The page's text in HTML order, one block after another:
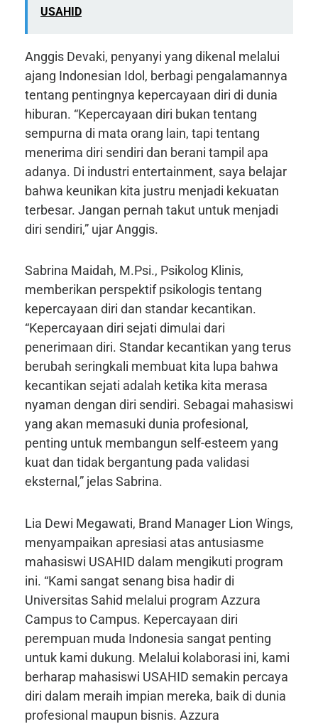
USAHID
Anggis Devaki, penyanyi yang dikenal melalui
ajang Indonesian Idol, berbagi pengalamannya
tentang pentingnya kepercayaan diri di dunia
hiburan. “Kepercayaan diri bukan tentang
sempurna di mata orang lain, tapi tentang
menerima diri sendiri dan berani tampil apa
adanya. Di industri entertainment, saya belajar
bahwa keunikan kita justru menjadi kekuatan
terbesar. Jangan pernah takut untuk menjadi
diri sendiri,” ujar Anggis.
Sabrina Maidah, M.Psi., Psikolog Klinis,
memberikan perspektif psikologis tentang
kepercayaan diri dan standar kecantikan.
“Kepercayaan diri sejati dimulai dari
penerimaan diri. Standar kecantikan yang terus
berubah seringkali membuat kita lupa bahwa
kecantikan sejati adalah ketika kita merasa
nyaman dengan diri sendiri. Sebagai mahasiswi
yang akan memasuki dunia profesional,
penting untuk membangun self-esteem yang
kuat dan tidak bergantung pada validasi
eksternal,” jelas Sabrina.
Lia Dewi Megawati, Brand Manager Lion Wings,
menyampaikan apresiasi atas antusiasme
mahasiswi USAHID dalam mengikuti program
ini. “Kami sangat senang bisa hadir di
Universitas Sahid melalui program Azzura
Campus to Campus. Kepercayaan diri
perempuan muda Indonesia sangat penting
untuk kami dukung. Melalui kolaborasi ini, kami
berharap mahasiswi USAHID semakin percaya
diri dalam meraih impian mereka, baik di dunia
profesional maupun bisnis. Azzura